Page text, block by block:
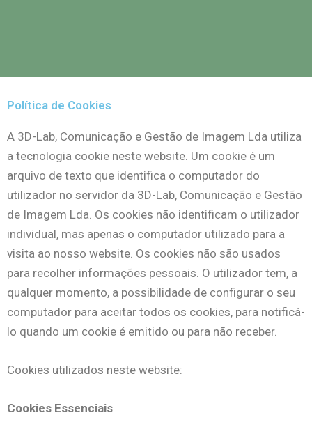
Política de Cookies
A 3D-Lab, Comunicação e Gestão de Imagem Lda utiliza
a tecnologia cookie neste website. Um cookie é um
arquivo de texto que identifica o computador do
utilizador no servidor da 3D-Lab, Comunicação e Gestão
de Imagem Lda. Os cookies não identificam o utilizador
individual, mas apenas o computador utilizado para a
visita ao nosso website. Os cookies não são usados
para recolher informações pessoais. O utilizador tem, a
qualquer momento, a possibilidade de configurar o seu
computador para aceitar todos os cookies, para notificá-
lo quando um cookie é emitido ou para não receber.
Cookies utilizados neste website:
Cookies Essenciais